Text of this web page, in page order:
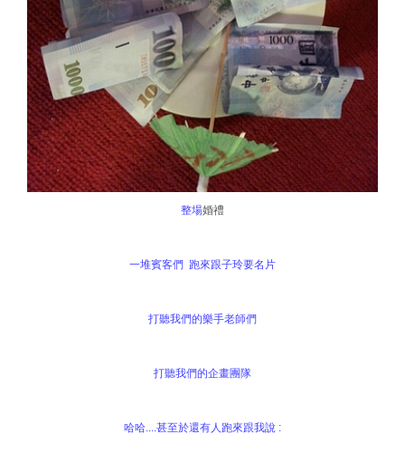
整場婚禮
一堆賓客們 跑來跟子玲要名片
打聽我們的樂手老師們
打聽我們的企畫團隊
哈哈....甚至於還有人跑來跟我說 :